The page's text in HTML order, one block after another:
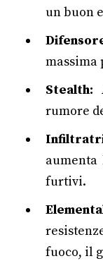
un buon
massima
Stealth:
rumore
furtivi.
fuoco, il